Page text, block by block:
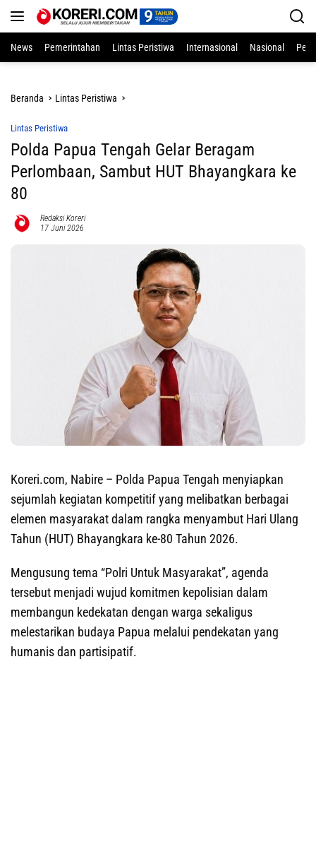
News
Pemerintahan Lintas Peristiwa Internasional Nasional
Beranda Lintas Peristiwa
Lintas Peristiwa
Polda Papua Tengah Gelar Beragam
Perlombaan, Sambut HUT Bhayangkara ke
80
Redaksi Koreri
17 Juni 2026
Koreri.com, Nabire – Polda Papua Tengah menyiapkan
sejumlah kegiatan kompetitif yang melibatkan berbagai
elemen masyarakat dalam rangka menyambut Hari Ulang
Tahun (HUT) Bhayangkara ke-80 Tahun 2026.
Mengusung tema “Polri Untuk Masyarakat”, agenda
tersebut menjadi wujud komitmen kepolisian dalam
membangun kedekatan dengan warga sekaligus
melestarikan budaya Papua melalui pendekatan yang
humanis dan partisipatif.